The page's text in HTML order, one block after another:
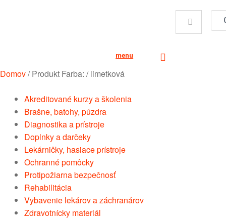
menu
Domov/Produkt Farba: /limetková
Akreditované kurzy a školenia
Brašne, batohy, púzdra
Diagnostika a prístroje
Doplnky a darčeky
Lekárničky, hasiace prístroje
Ochranné pomôcky
Protipožiarna bezpečnosť
Rehabilitácia
Vybavenie lekárov a záchranárov
Zdravotnícky materiál